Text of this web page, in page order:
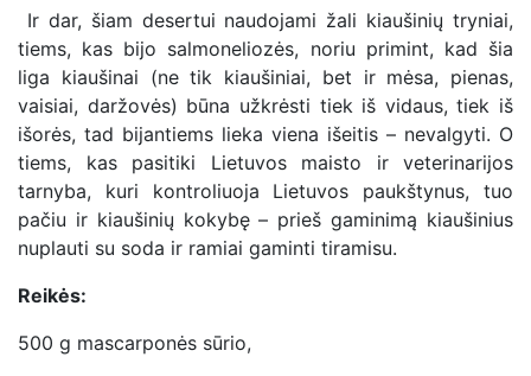
Ir dar, šiam desertui naudojami žali kiaušinių tryniai,
tiems, kas bijo salmoneliozės, noriu primint, kad šia
liga kiaušinai (ne tik kiaušiniai, bet ir mėsa, pienas,
vaisiai, daržovės) būna užkrėsti tiek iš vidaus, tiek iš
išorės, tad bijantiems lieka viena išeitis – nevalgyti. O
tiems, kas pasitiki Lietuvos maisto ir veterinarijos
tarnyba, kuri kontroliuoja Lietuvos paukštynus, tuo
pačiu ir kiaušinių kokybę – prieš gaminimą kiaušinius
nuplauti su soda ir ramiai gaminti tiramisu.
Reikės:
500 g mascarponės sūrio,